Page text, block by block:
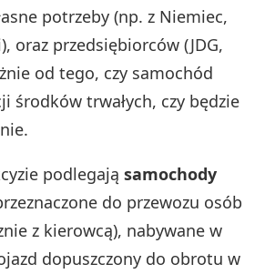
potrzeby (np. z Niemiec,
oraz przedsiębiorców (JDG,
od tego, czy samochód
środków trwałych, czy będzie
podlegająsamochody
do przewozu osób
z kierowcą), nabywane w
dopuszczony do obrotu w